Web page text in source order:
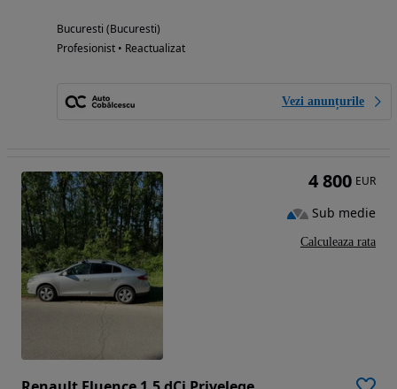
Bucuresti (Bucuresti)
Profesionist • Reactualizat
Vezi anunțurile
4 800 EUR
Sub medie
Calculeaza rata